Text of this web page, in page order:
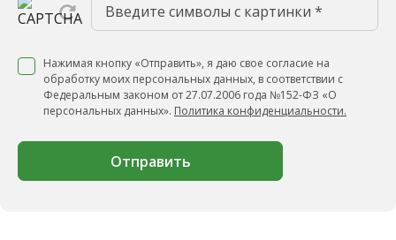
Нажимая кнопку «Отправить», я даю свое согласие на
обработку моих персональных данных, в соответствии с
Федеральным законом от 27.07.2006 года №152-ФЗ «О
персональных данных». Политика конфиденциальности.
Отправить